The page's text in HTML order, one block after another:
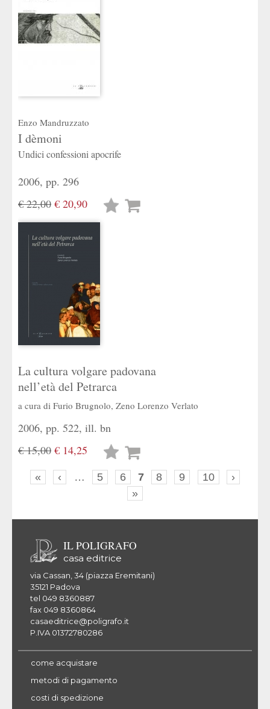
Enzo Mandruzzato
I dèmoni
Undici confessioni apocrife
2006, pp. 296
€ 22,00 € 20,90
Lista
La cultura volgare padovana
nell’età del Petrarca
a cura di Furio Brugnolo, Zeno Lorenzo Verlato
2006, pp. 522, ill. bn
€ 15,00 € 14,25
Lista
desideri
« ‹ … 5 6 7 8 9 10
›
»
IL POLIGRAFO
casa editrice
via Cassan, 34 (piazza Eremitani)
35121 Padova
tel 049 8360887
fax 049 8360864
casaeditrice@poligrafo.it
P.IVA 01372780286
come acquistare
metodi di pagamento
costi di spedizione